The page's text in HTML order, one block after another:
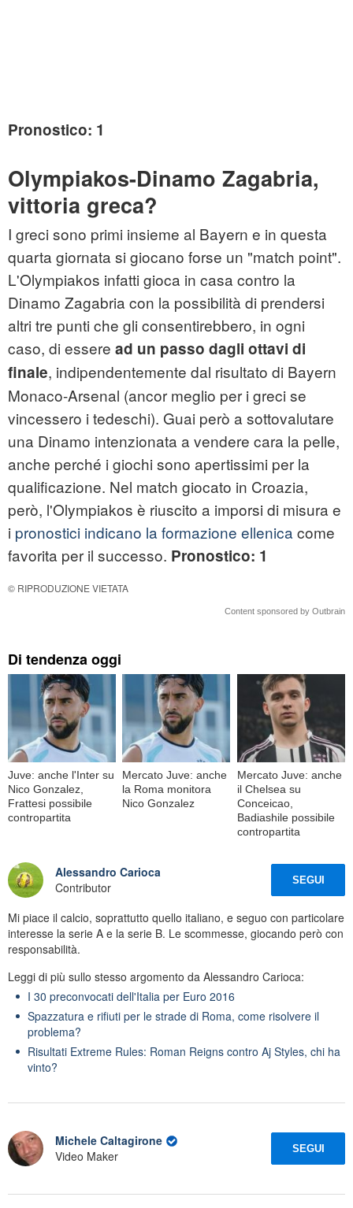
Pronostico: 1
Olympiakos-Dinamo Zagabria,
vittoria greca?
I greci sono primi insieme al Bayern e in questa
quarta giornata si giocano forse un "match point".
L'Olympiakos infatti gioca in casa contro la
Dinamo Zagabria con la possibilità di prendersi
altri tre punti che gli consentirebbero, in ogni
caso, di essere ad un passo dagli ottavi di
finale, indipendentemente dal risultato di Bayern
Monaco-Arsenal (ancor meglio per i greci se
vincessero i tedeschi). Guai però a sottovalutare
una Dinamo intenzionata a vendere cara la pelle,
anche perché i giochi sono apertissimi per la
qualificazione. Nel match giocato in Croazia,
però, l'Olympiakos è riuscito a imporsi di misura e
i pronostici indicano la formazione ellenica come
favorita per il successo. Pronostico: 1
© RIPRODUZIONE VIETATA
Content sponsored by Outbrain
Di tendenza oggi
Juve: anche l'Inter su
Nico Gonzalez,
Frattesi possibile
contropartita
Mercato Juve: anche
la Roma monitora
Nico Gonzalez
Mercato Juve: anche
il Chelsea su
Conceicao,
Badiashile possibile
contropartita
Alessandro Carioca
Contributor
SEGUI
Mi piace il calcio, soprattutto quello italiano, e seguo con particolare
interesse la serie A e la serie B. Le scommesse, giocando però con
responsabilità.
Leggi di più sullo stesso argomento da Alessandro Carioca:
I 30 preconvocati dell'Italia per Euro 2016
Spazzatura e rifiuti per le strade di Roma, come risolvere il
problema?
Risultati Extreme Rules: Roman Reigns contro Aj Styles, chi ha
vinto?
Michele Caltagirone
Video Maker
SEGUI